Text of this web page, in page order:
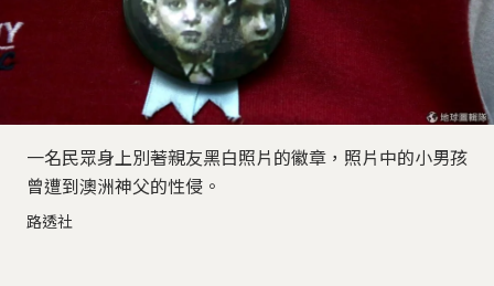
一名民眾身上別著親友黑白照片的徽章，照片中的小男孩
曾遭到澳洲神父的性侵。
路透社